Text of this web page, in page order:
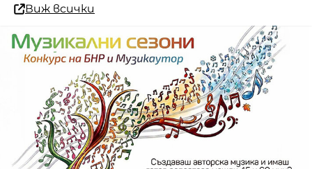
Виж всички